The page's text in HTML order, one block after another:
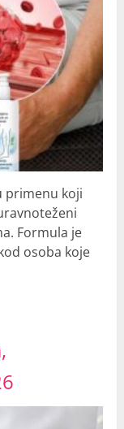
primenu koji
Formula je
osoba koje